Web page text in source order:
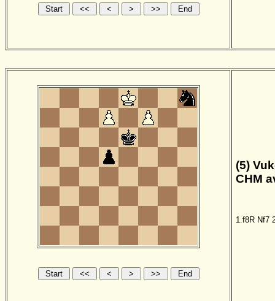
(5)
CHM
1.f8R Nf7